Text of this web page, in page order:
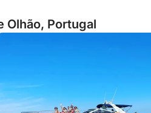
Olhão, Portugal